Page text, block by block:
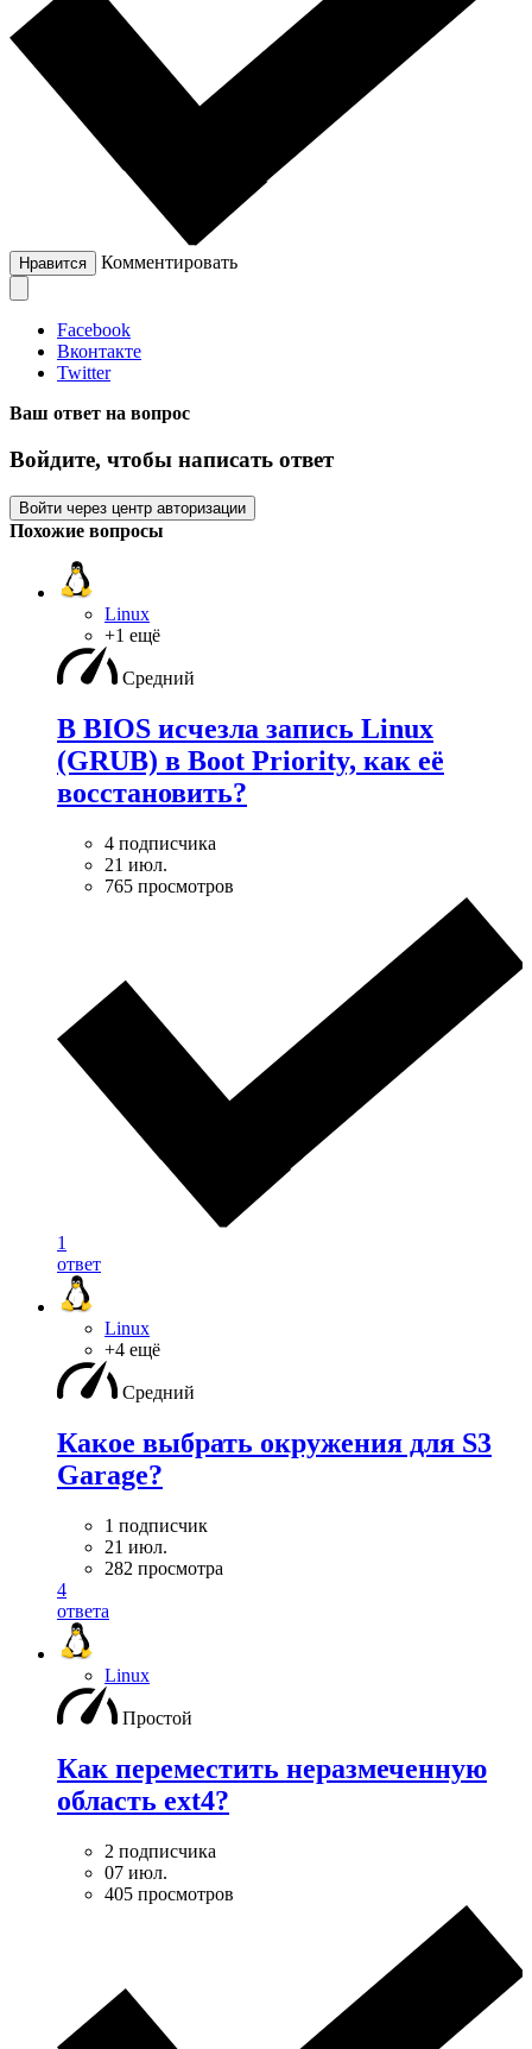
Нравится Комментировать
Facebook
Вконтакте
Twitter
Ваш ответ на вопрос
Войдите, чтобы написать ответ
Войти через центр авторизации
Похожие вопросы
Linux
+1 ещё
Средний
В BIOS исчезла запись Linux
(GRUB) в Boot Priority, как её
восстановить?
4 подписчика
21 июл.
765 просмотров
1
ответ
Linux
+4 ещё
Средний
Какое выбрать окружения для S3
Garage?
1 подписчик
21 июл.
282 просмотра
4
ответа
Linux
Простой
Как переместить неразмеченную
область ext4?
2 подписчика
07 июл.
405 просмотров